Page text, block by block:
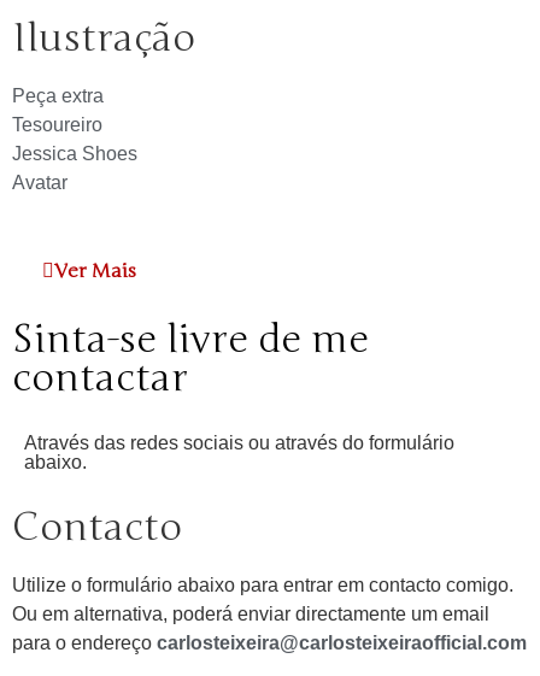
Ilustração
Peça extra
Tesoureiro
Jessica Shoes
Avatar
Ver Mais
Sinta-se livre de me
contactar
Através das redes sociais ou através do formulário
abaixo.
Contacto
Utilize o formulário abaixo para entrar em contacto comigo.
Ou em alternativa, poderá enviar directamente um email
para o endereço carlosteixeira@carlosteixeiraofficial.com